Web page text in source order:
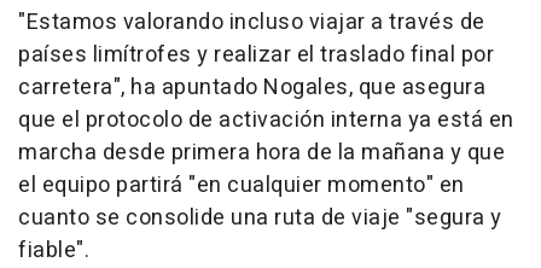
"Estamos valorando incluso viajar a través de
países limítrofes y realizar el traslado final por
carretera", ha apuntado Nogales, que asegura
que el protocolo de activación interna ya está en
marcha desde primera hora de la mañana y que
el equipo partirá "en cualquier momento" en
cuanto se consolide una ruta de viaje "segura y
fiable".